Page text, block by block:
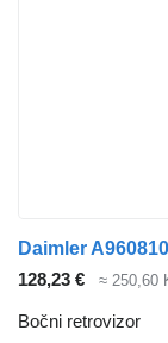
128,23 € ≈ 250,60
Bočni retrovizor